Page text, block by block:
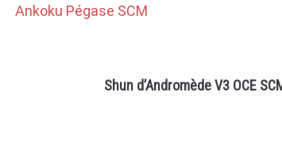
Ankoku Pégase SCM
Shun d’Andromède V3 OCE